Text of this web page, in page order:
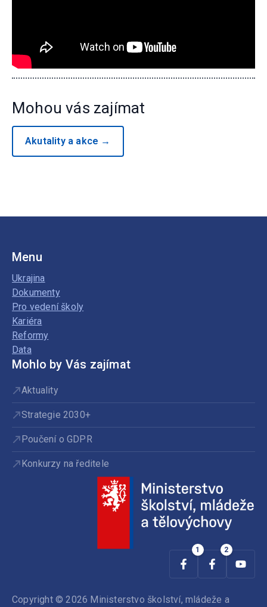
Mohou vás zajímat
Akutality a akce →
Menu
Ukrajina
Dokumenty
Pro vedení školy
Kariéra
Reformy
Data
Mohlo by Vás zajímat
Aktuality
Strategie 2030+
Poučení o GDPR
Konkurzy na ředitele
Copyright © 2026 Ministerstvo školství, mládeže a